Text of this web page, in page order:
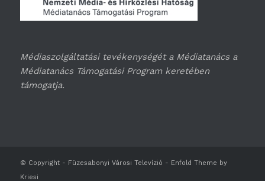
Médiaszolgáltatási tevékenységét a Médiatanács a
Médiatanács Támogatási Program keretében
támogatja.
© Copyright - Füzesabonyi Városi Televízió - Enfold Theme by
Kriesi